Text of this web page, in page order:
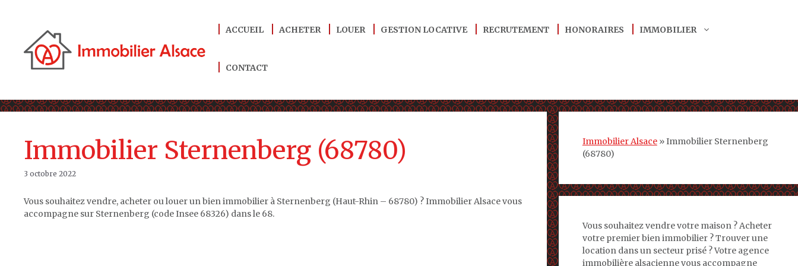
ACCUEIL ACHETER LOUER GESTION LOCATIVE RECRUTEMENT HONORAIRES IMMOBILIER
CONTACT
Immobilier Sternenberg (68780)
3 octobre 2022
Vous souhaitez vendre, acheter ou louer un bien immobilier à Sternenberg (Haut-Rhin – 68780) ? Immobilier Alsace vous
accompagne sur Sternenberg (code Insee 68326) dans le 68.
Immobilier Alsace»Immobilier Sternenberg
(68780)
Vous souhaitez vendre votre maison ? Acheter
votre premier bien immobilier ? Trouver une
location dans un secteur prisé ? Votre agence
immobilière alsacienne vous accompagne